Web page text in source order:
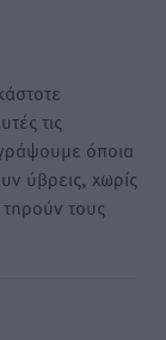
τις
όποια
ύβρεις, χωρίς
τους